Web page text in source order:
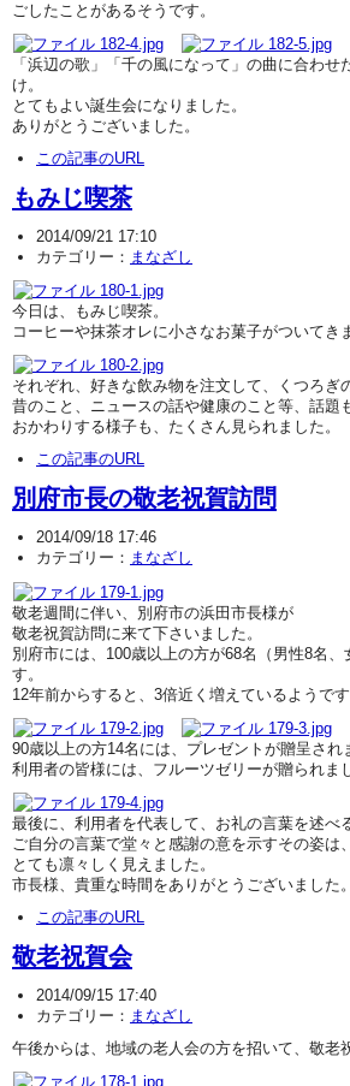
ごしたことがあるそうです。
「浜辺の歌」「千の風になって」の曲に合わせ
け。
とてもよい誕生会になりました。
ありがとうございました。
この記事のURL
もみじ喫茶
2014/09/21 17:10
カテゴリー： まなざし
今日は、もみじ喫茶。
コーヒーや抹茶オレに小さなお菓子がついてき
それぞれ、好きな飲み物を注文して、くつろぎ
昔のこと、ニュースの話や健康のこと等、話題
おかわりする様子も、たくさん見られました。
この記事のURL
別府市長の敬老祝賀訪問
2014/09/18 17:46
カテゴリー： まなざし
敬老週間に伴い、別府市の浜田市長様が
敬老祝賀訪問に来て下さいました。
別府市には、100歳以上の方が68名（男性8名
す。
12年前からすると、3倍近く増えているようです
90歳以上の方14名には、プレゼントが贈呈され
利用者の皆様には、フルーツゼリーが贈られま
最後に、利用者を代表して、お礼の言葉を述べ
ご自分の言葉で堂々と感謝の意を示すその姿は、
とても凛々しく見えました。
市長様、貴重な時間をありがとうございました。
この記事のURL
敬老祝賀会
2014/09/15 17:40
カテゴリー： まなざし
午後からは、地域の老人会の方を招いて、敬老